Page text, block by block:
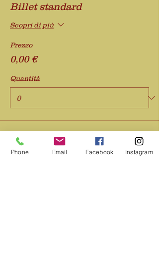
Billet standard
Scopri di più
Prezzo
0,00 €
Quantità
Totale 0,00 €
Phone Email Facebook Instagram